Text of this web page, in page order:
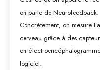
on parle de Neurofeedback.
Concrètement, on mesure
cerveau grâce à des
en
logiciel.